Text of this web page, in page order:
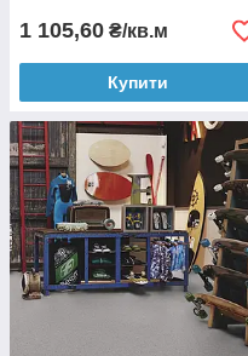
1 105,60 ₴/кв.м
Купити